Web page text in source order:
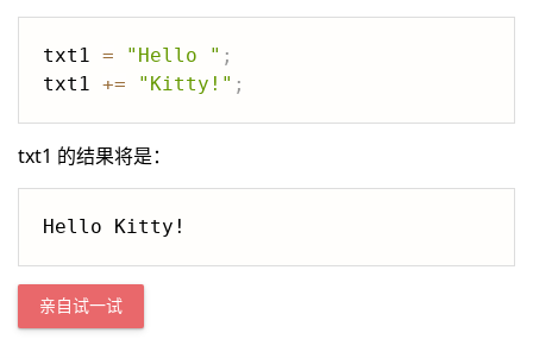
txt1 = "Hello " ;
txt1 += "Kitty!" ;
txt1 的结果将是：
Hello Kitty!
亲自试一试